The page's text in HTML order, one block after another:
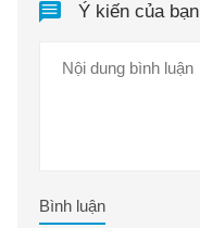
Ý kiến của bạn
Bình luận